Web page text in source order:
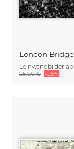
London Bridge
Leinwandbilder ab
25,90 € -25%